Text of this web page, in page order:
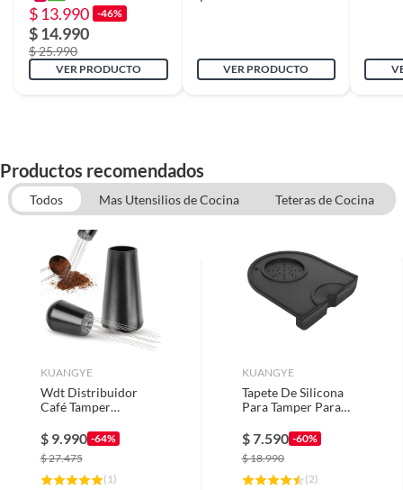
Equipada con un mango de plástico resistente al calor
para un agarre cómodo y seguro y una mayor
seguridad durante su uso.
Color básico
Color
Incluye filtro Sí
Material cafetera no
eléctrica
$ 13.990 -46%
$ 14.990
$ 25.990
VER PRODUCTO VER PRODUCTO
Productos recomendados
Todos Mas Utensilios de Cocina Teteras de Cocina
KUANGYE
Wdt Distribuidor
Café Tamper
Espresso
$ 9.990 -64%
$27.475
( 1)
KUANGYE
Tapete De Silicona
Para Tamper Para
$7.590 -60%
$18.990
(2)